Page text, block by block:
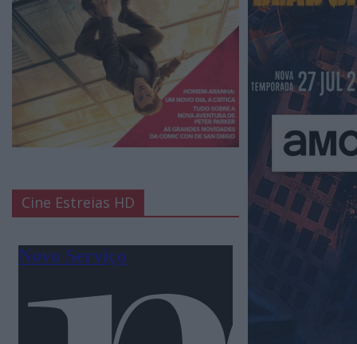
Cine Estreias HD